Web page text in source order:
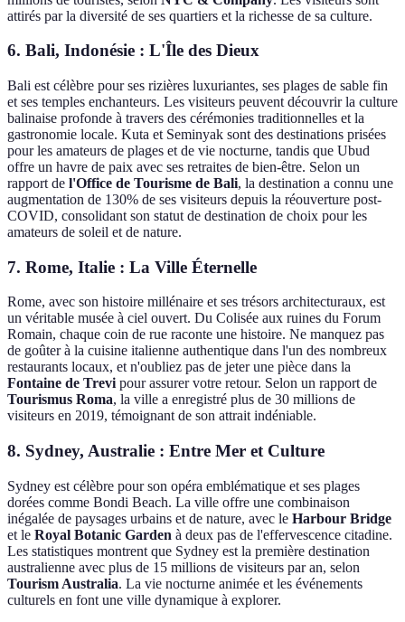
attirés par la diversité de ses quartiers et la richesse de sa culture.
6. Bali, Indonésie : L'Île des Dieux
Bali est célèbre pour ses rizières luxuriantes, ses plages de sable fin
et ses temples enchanteurs. Les visiteurs peuvent découvrir la culture
balinaise profonde à travers des cérémonies traditionnelles et la
gastronomie locale. Kuta et Seminyak sont des destinations prisées
pour les amateurs de plages et de vie nocturne, tandis que Ubud
offre un havre de paix avec ses retraites de bien-être. Selon un
rapport de l'Office de Tourisme de Bali, la destination a connu une
augmentation de 130% de ses visiteurs depuis la réouverture post-
COVID, consolidant son statut de destination de choix pour les
amateurs de soleil et de nature.
7. Rome, Italie : La Ville Éternelle
Rome, avec son histoire millénaire et ses trésors architecturaux, est
un véritable musée à ciel ouvert. Du Colisée aux ruines du Forum
Romain, chaque coin de rue raconte une histoire. Ne manquez pas
de goûter à la cuisine italienne authentique dans l'un des nombreux
restaurants locaux, et n'oubliez pas de jeter une pièce dans la
Fontaine de Trevipour assurer votre retour. Selon un rapport de
Tourismus Roma, la ville a enregistré plus de 30 millions de
visiteurs en 2019, témoignant de son attrait indéniable.
8. Sydney, Australie : Entre Mer et Culture
Sydney est célèbre pour son opéra emblématique et ses plages
dorées comme Bondi Beach. La ville offre une combinaison
inégalée de paysages urbains et de nature, avec le Harbour Bridge
et le Royal Botanic Garden à deux pas de l'effervescence citadine.
Les statistiques montrent que Sydney est la première destination
australienne avec plus de 15 millions de visiteurs par an, selon
Tourism Australia. La vie nocturne animée et les événements
culturels en font une ville dynamique à explorer.